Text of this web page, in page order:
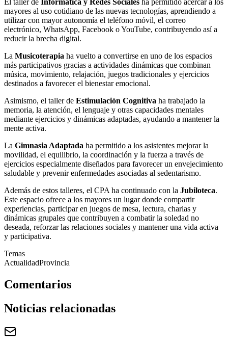
El taller de Informática y Redes Sociales ha permitido acercar a los
mayores al uso cotidiano de las nuevas tecnologías, aprendiendo a
utilizar con mayor autonomía el teléfono móvil, el correo
electrónico, WhatsApp, Facebook o YouTube, contribuyendo así a
reducir la brecha digital.
La Musicoterapia ha vuelto a convertirse en uno de los espacios
más participativos gracias a actividades dinámicas que combinan
música, movimiento, relajación, juegos tradicionales y ejercicios
destinados a favorecer el bienestar emocional.
Asimismo, el taller de Estimulación Cognitiva ha trabajado la
memoria, la atención, el lenguaje y otras capacidades mentales
mediante ejercicios y dinámicas adaptadas, ayudando a mantener la
mente activa.
La Gimnasia Adaptada ha permitido a los asistentes mejorar la
movilidad, el equilibrio, la coordinación y la fuerza a través de
ejercicios especialmente diseñados para favorecer un envejecimiento
saludable y prevenir enfermedades asociadas al sedentarismo.
Además de estos talleres, el CPA ha continuado con la Jubiloteca.
Este espacio ofrece a los mayores un lugar donde compartir
experiencias, participar en juegos de mesa, lectura, charlas y
dinámicas grupales que contribuyen a combatir la soledad no
deseada, reforzar las relaciones sociales y mantener una vida activa
y participativa.
Temas
ActualidadProvincia
Comentarios
Noticias relacionadas